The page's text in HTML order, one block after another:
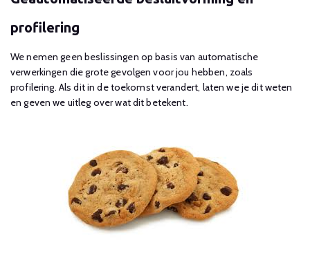
profilering
We nemen geen beslissingen op basis van automatische
verwerkingen die grote gevolgen voor jou hebben, zoals
profilering. Als dit in de toekomst verandert, laten we je dit weten
en geven we uitleg over wat dit betekent.